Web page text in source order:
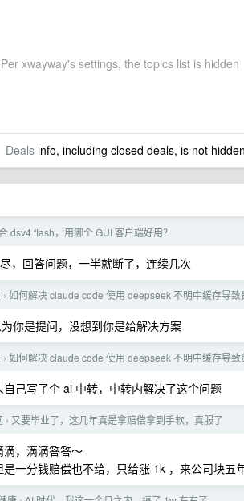
Per xwayway's settings, the topics list is hidden
Dealsinfo, including closed deals, is not hidden
dsv4 flash，用哪个 GUI 客户端好用？
，回答问题，一半就断了，连续几次
› 如何解决 claude code 使用 deepseek 不明中缓存导致
你是提问，没想到你是给解决方案
› 如何解决 claude code 使用 deepseek 不明中缓存导致
己写了个 ai 中转，中转内解决了这个问题
› 又要毕业了，这几年真是拿赔偿拿到手软，真服了
，滴滴答答～
一分钱赔偿也不给，只给涨 1k ，来公司块五